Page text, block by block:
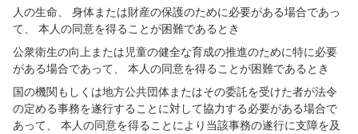
人の生命、 身体または財産の保護のために必要がある場合であっ
て、 本人の同意を得ることが困難であるとき
公衆衛生の向上または児童の健全な育成の推進のために特に必要
がある場合であって、 本人の同意を得ることが困難であるとき
国の機関もしくは地方公共団体またはその委託を受けた者が法令
の定める事務を遂行することに対して協力する必要がある場合で
あって、 本人の同意を得ることにより当該事務の遂行に支障を及